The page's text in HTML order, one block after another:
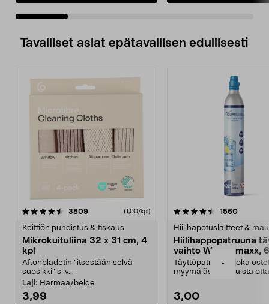
-
Tavalliset asiat epätavallisen edullisesti
3809arvostelut (1,00/kpl)
Keittiön puhdistus & tiskaus
Mikrokuituliina 32 x 31 cm, 4
kpl
Aftonbladetin "itsestään selvä
suosikki" siiv...
Laji: Harmaa/beige
3,99
4.5viidestä
1560
Hiilihapotuslaitteet &
Hiilihappopatruuna
vaihto Wassermaxx,
Täyttöpatruuna, joka
myymälästä – muista
3,00
4.5viidestä